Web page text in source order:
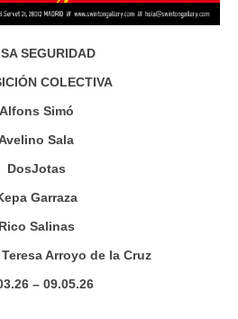
SEGURIDAD
COLECTIVA
Alfons Simó
Sala
DosJotas
Garraza
Rico Salinas
Arroyo de la Cruz
– 09.05.26